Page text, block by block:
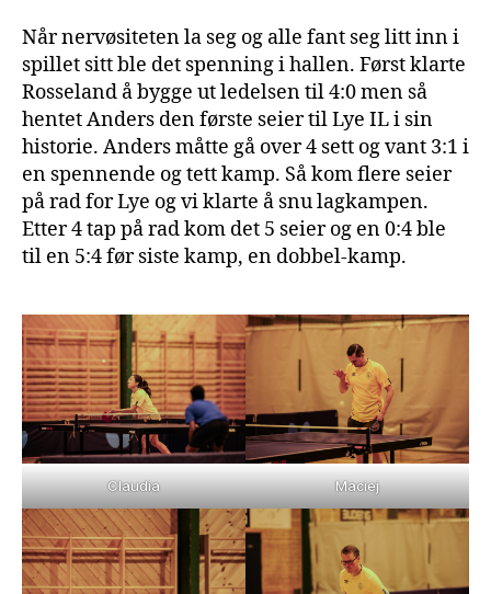
Når nervøsiteten la seg og alle fant seg litt inn i
spillet sitt ble det spenning i hallen. Først klarte
Rosseland å bygge ut ledelsen til 4:0 men så
hentet Anders den første seier til Lye IL i sin
historie. Anders måtte gå over 4 sett og vant 3:1 i
en spennende og tett kamp. Så kom flere seier
på rad for Lye og vi klarte å snu lagkampen.
Etter 4 tap på rad kom det 5 seier og en 0:4 ble
til en 5:4 før siste kamp, en dobbel-kamp.
Claudia Maciej